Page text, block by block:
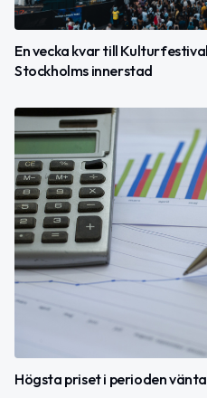
En vecka kvar till
Stockholms innerstad
Högsta priset i perioden